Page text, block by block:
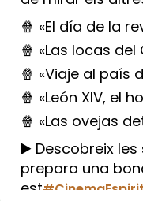
🍿 «El día de la
🍿 «Las locas del
🍿 «Viaje al país
🍿 «León XIV, el
🍿 «Las ovejas
▶️ Descobreix
prepara una
est